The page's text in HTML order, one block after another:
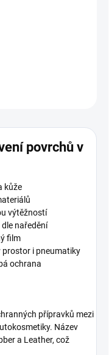
povrchů v
kůže
výtěžností
naředění
film
prostor i pneumatiky
ochrana
přípravků mezi
Název
a Leather, což